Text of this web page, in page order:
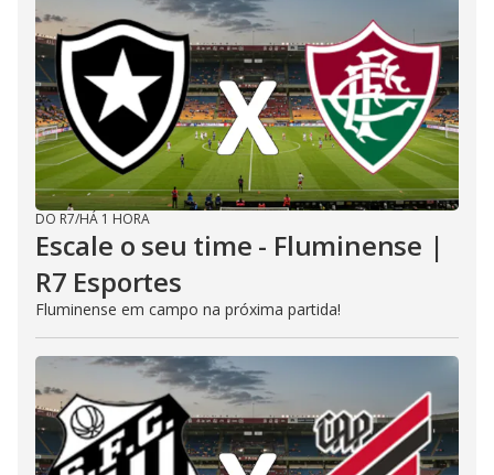
DO R7/HÁ 1 HORA
Escale o seu time - Fluminense |
R7 Esportes
Fluminense em campo na próxima partida!